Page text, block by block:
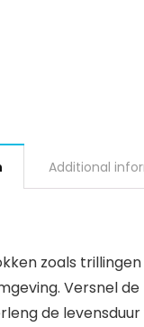
Additional
zoals
Versnel
de